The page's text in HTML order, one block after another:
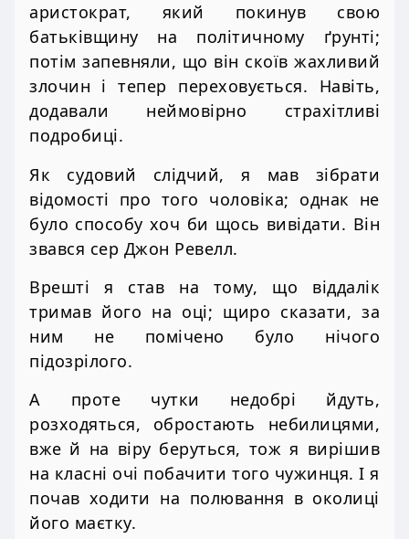
аристократ, який покинув свою
батьківщину на політичному ґрунті;
потім запевняли, що він скоїв жахливий
злочин і тепер переховується. Навіть,
додавали неймовірно страхітливі
подробиці.
Як судовий слідчий, я мав зібрати
відомості про того чоловіка; однак не
було способу хоч би щось вивідати. Він
звався сер Джон Ревелл.
Врешті я став на тому, що віддалік
тримав його на оці; щиро сказати, за
ним не помічено було нічого
підозрілого.
А проте чутки недобрі йдуть,
розходяться, обростають небилицями,
вже й на віру беруться, тож я вирішив
на класні очі побачити того чужинця. І я
почав ходити на полювання в околиці
його маєтку.